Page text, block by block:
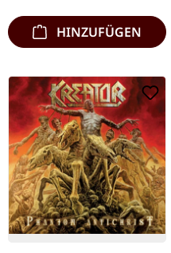
HINZUFÜGEN